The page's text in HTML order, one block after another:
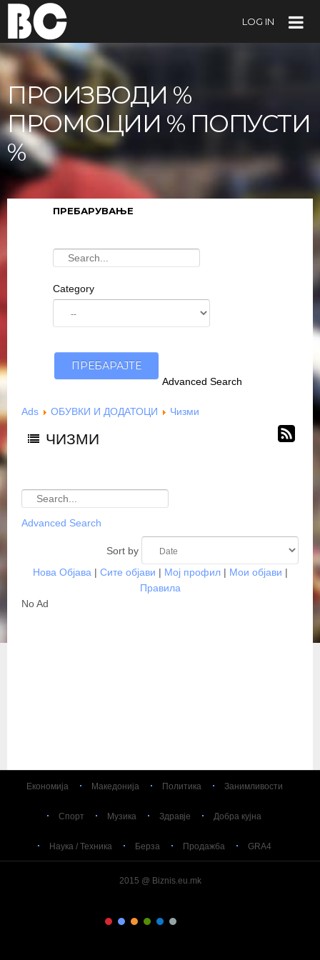
LOG IN
ПРОИЗВОДИ %
ПРОМОЦИИ % ПОПУСТИ
%
ПРЕБАРУВАЊЕ
Category
Advanced Search
Ads ОБУВКИ И ДОДАТОЦИ Чизми
ЧИЗМИ
Advanced Search
Sort by
Нова Објава | Сите објави | Мој профил| Мои објави |
Правила
No Ad
Економија Македонија Политика Занимливости
Спорт Музика Здравје Добра кујна
Наука / Техника Берза Продажба GRA4
2015 @ Biznis.eu.mk